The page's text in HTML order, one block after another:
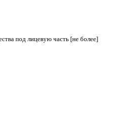
под лицевую часть [не более]